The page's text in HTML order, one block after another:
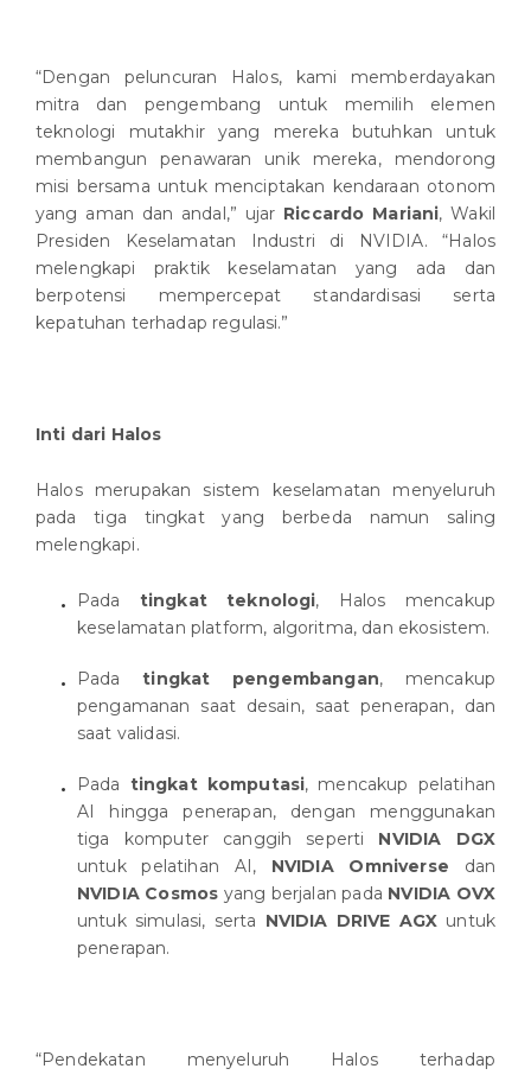
“Dengan peluncuran Halos, kami memberdayakan
mitra dan pengembang untuk memilih elemen
teknologi mutakhir yang mereka butuhkan untuk
membangun penawaran unik mereka, mendorong
misi bersama untuk menciptakan kendaraan otonom
yang aman dan andal,” ujar Riccardo Mariani, Wakil
Presiden Keselamatan Industri di NVIDIA. “Halos
melengkapi praktik keselamatan yang ada dan
berpotensi mempercepat standardisasi serta
kepatuhan terhadap regulasi.”
Inti dari Halos
Halos merupakan sistem keselamatan menyeluruh
pada tiga tingkat yang berbeda namun saling
melengkapi.
Pada tingkat teknologi, Halos mencakup
keselamatan platform, algoritma, dan ekosistem.
Padatingkat pengembangan, mencakup
pengamanan saat desain, saat penerapan, dan
saat validasi.
Pada tingkat komputasi, mencakup pelatihan
AI hingga penerapan, dengan menggunakan
tiga komputer canggih seperti NVIDIA DGX
untuk pelatihan AI, NVIDIA Omniverse dan
NVIDIA Cosmos yang berjalan pada NVIDIA OVX
untuk simulasi, serta NVIDIA DRIVE AGX untuk
penerapan.
“Pendekatan menyeluruh Halos terhadap